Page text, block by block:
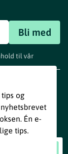
Bli med
til vår
og
Én e-
tips.